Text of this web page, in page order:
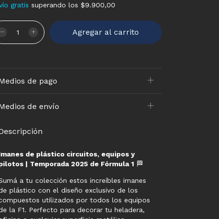
gratis superando los $9.900,00
de pago
de envío
de plástico circuitos, equipos y
| Temporada 2025 de Fórmula 1 🏁
a tu colección estos increíbles imanes
plástico con el diseño exclusivo de los
utilizados por todos los equipos
la F1. Perfecto para decorar tu heladera,